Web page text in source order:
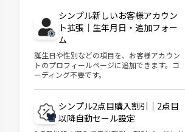
シンプル新しいお客様アカウン
ト拡張｜生年月日・追加フォー
ム
誕生日や性別などの項目を、お客様アカウン
トのプロフィールページに追加できます。コ
ーディング不要です。
シンプル2点目購入割引｜2点目
以降自動セール設定